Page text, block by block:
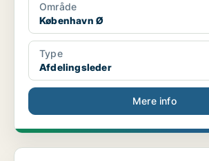
Område
København Ø
Type
Afdelingsleder
Mere info
Erhvervskandidat med interesse for